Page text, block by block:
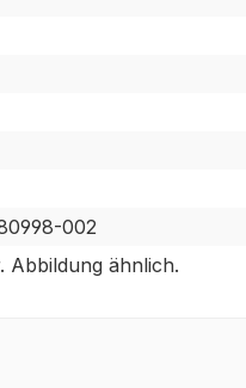
002
Abbildung ähnlich.